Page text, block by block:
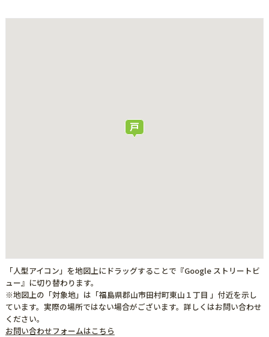
「人型アイコン」を地図上にドラッグすることで『Google ストリートビ
ュー』に切り替わります。
※地図上の「対象地」は「福島県郡山市田村町東山１丁目 」付近を示し
ています。実際の場所ではない場合がございます。詳しくはお問い合わせ
ください。
お問い合わせフォームはこちら